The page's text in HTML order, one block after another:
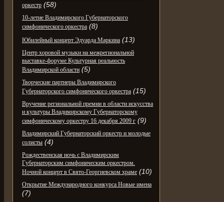
оркестр (58)
10-летие Владимирского Губернаторского
симфонического оркестра (8)
Юбилейный концерт Эдуарда Маркина (13)
Центр хоровой музыки на межрегиональной
выставке-форуме Культурная реальность
Владимирской области (5)
Творческие партнеры Владимирского
Губернаторского симфонического оркестра (15)
Вручение региональной премии в области искусства
и культуры Владимирскому Губернаторскому
симфоническому оркестру 16 декабря 2009 г (9)
Владимирский Губернаторский оркестр и молодые
солисты (4)
Рождественская ночь с Владимирским
Губернаторским симфоническим оркестром.
Ночной концерт в Свято-Георгиевском храме (10)
Открытие Международного конкурса Новые имена
(7)